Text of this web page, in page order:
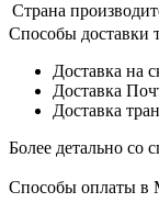
Страна
Способы доставки
Доставка на
Доставка
Доставка
Более детально со
Способы оплаты в